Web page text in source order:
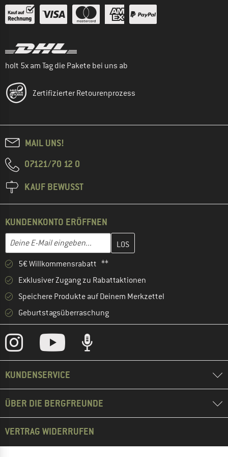
holt 5x am Tag die Pakete bei uns ab
Zertifizierter Retourenprozess
MAIL UNS!
07121/70 12 0
KAUF BEWUSST
KUNDENKONTO ERÖFFNEN
E-Mail-Adresse
Gib hier deine E-Mail-Adresse ein und erstelle im nächsten
5€ Willkommensrabatt **
Exklusiver Zugang zu Rabattaktionen
Speichere Produkte auf Deinem Merkzettel
Geburtstagsüberraschung
KUNDENSERVICE
ÜBER DIE BERGFREUNDE
VERTRAG WIDERRUFEN